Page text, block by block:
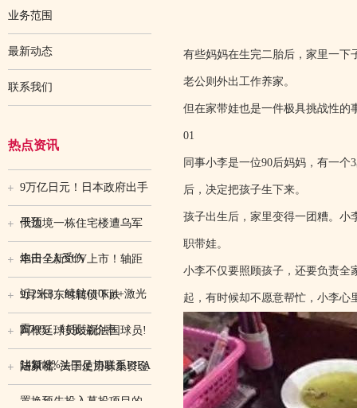
业务范围
最新动态
联系我们
热点资讯
9万亿日元！日本政府出手
干预
俄边境一栋住宅楼遭乌军
炮击 7人受伤
丰田全新SUV上市！轴距
近2米8，续航610km+激光
雷
9月5日东时转债下跌
2.79%，转股溢价率
1411.9%
阿根廷球员歧视法国球员!
法新社: 法国足协联系FIFA
陆家嘴: 关于使用募集资金
置换预先投入募投项目的
有些妈妈在生完二胎后，家里一下
老公则外出工作养家。
但在家带娃也是一件极具挑战性的
01
同事小李是一位90后妈妈，有一
后，决定把孩子生下来。
孩子出生后，家里变得一团糟。小
职带娃。
小李不仅要照顾孩子，还要负责全
起，有时候却不愿意帮忙，小李心